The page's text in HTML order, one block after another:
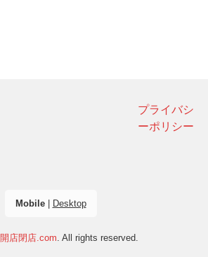
プライバシ
ーポリシー
Mobile| Desktop
開店閉店.com. All rights reserved.